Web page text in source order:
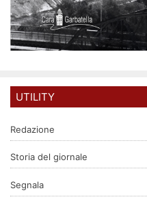
UTILITY
Redazione
Storia del giornale
Segnala